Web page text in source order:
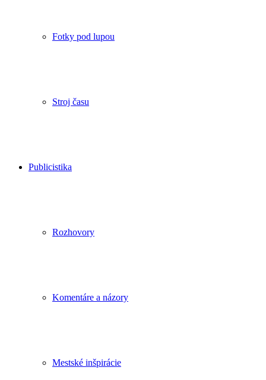
Fotky pod lupou
Stroj času
Publicistika
Rozhovory
Komentáre a názory
Mestské inšpirácie